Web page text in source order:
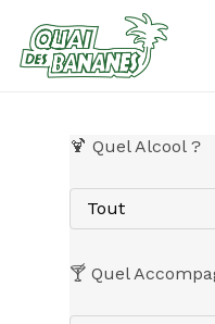
main
content
🍹 Quel Alcool ?
Tout
🍸 Quel